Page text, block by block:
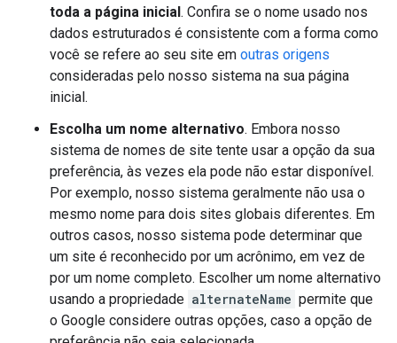
toda a página inicial. Confira se o nome usado nos
dados estruturados é consistente com a forma como
você se refere ao seu site em outras origens
consideradas pelo nosso sistema na sua página
inicial.
Escolha um nome alternativo. Embora nosso
sistema de nomes de site tente usar a opção da sua
preferência, às vezes ela pode não estar disponível.
Por exemplo, nosso sistema geralmente não usa o
mesmo nome para dois sites globais diferentes. Em
outros casos, nosso sistema pode determinar que
um site é reconhecido por um acrônimo, em vez de
por um nome completo. Escolher um nome alternativo
usando a propriedade alternateName permite que
o Google considere outras opções, caso a opção de